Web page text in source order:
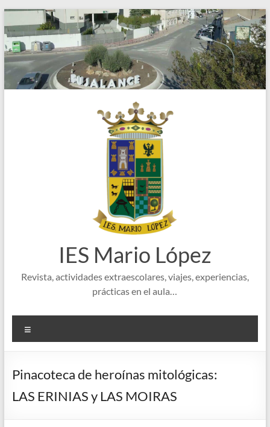
Saltar
al
contenido
IES Mario López
Revista, actividades extraescolares, viajes, experiencias,
prácticas en el aula…
Pinacoteca de heroínas mitológicas:
LAS ERINIAS y LAS MOIRAS